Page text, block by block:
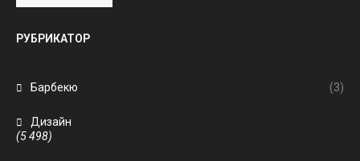
РУБРИКАТОР
Барбекю (3)
Дизайн
(5 498)